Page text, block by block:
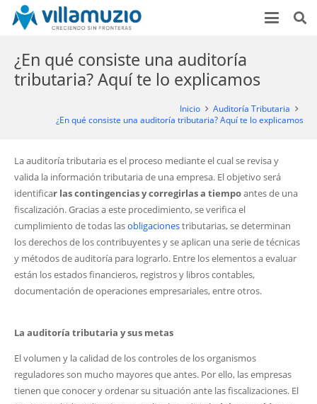
¿En qué consiste una auditoría
tributaria? Aquí te lo explicamos
Inicio
Auditoría Tributaria
¿En qué consiste una auditoría tributaria? Aquí te lo explicamos
La auditoría tributaria es el proceso mediante el cual se revisa y
valida la información tributaria de una empresa. El objetivo será
identificar las contingencias y corregirlas a tiempoantes de una
fiscalización. Gracias a este procedimiento, se verifica el
cumplimiento de todas lasobligacionestributarias, se determinan
los derechos de los contribuyentes y se aplican una serie de técnicas
y métodos de auditoría para lograrlo. Entre los elementos a evaluar
están los estados financieros, registros y libros contables,
documentación de operaciones empresariales, entre otros.
La auditoría tributaria y sus metas
El volumen y la calidad de los controles de los organismos
reguladores son mucho mayores que antes. Por ello, las empresas
tienen que conocer y ordenar su situación ante las fiscalizaciones. El